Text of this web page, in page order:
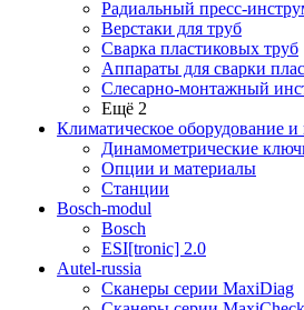
Радиальный пресс-
Верстаки для труб
Сварка пластиковых труб
Аппараты для сварки
Слесарно-монтажный
Ещё 2
Климатическое оборудование и
Динамометрические
Опции и материалы
Станции
Bosch-modul
Bosch
ESI[tronic] 2.0
Autel-russia
Сканеры серии MaxiDiag